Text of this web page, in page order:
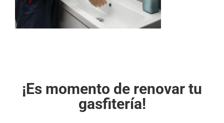
¡Es momento de renovar tu
gasfitería!